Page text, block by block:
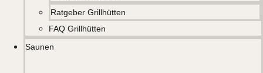
Ratgeber Grillhütten
FAQ Grillhütten
Saunen